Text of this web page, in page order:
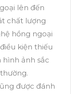
lên đến
chất lượng
hồng ngoại
kiện thiếu
hình ảnh sắc
được đánh